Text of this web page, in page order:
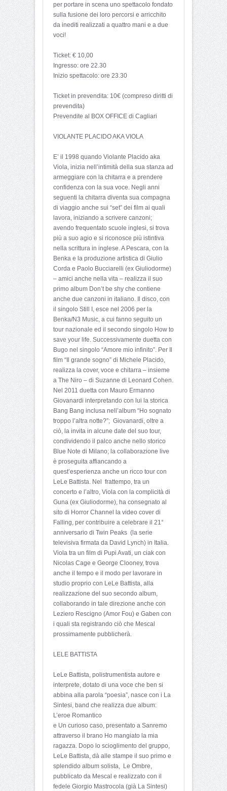
per portare in scena uno spettacolo fondato
sulla fusione dei loro percorsi e arricchito
da inediti realizzati a quattro mani e a due
voci!
Ticket: € 10,00
Ingresso: ore 22.30
Inizio spettacolo: ore 23.30
Ticket in prevendita: 10€ (compreso diritti di
prevendita)
Prevendite al BOX OFFICE di Cagliari
VIOLANTE PLACIDO AKA VIOLA
E’ il 1998 quando Violante Placido aka
Viola, inizia nell’intimità della sua stanza ad
armeggiare con la chitarra e a prendere
confidenza con la sua voce. Negli anni
seguenti la chitarra diventa sua compagna
di viaggio anche sui “set” dei film ai quali
lavora, iniziando a scrivere canzoni;
avendo frequentato scuole inglesi, si trova
più a suo agio e si riconosce più istintiva
nella scrittura in inglese. A Pescara, con la
Benka e la produzione artistica di Giulio
Corda e Paolo Bucciarelli (ex Giuliodorme)
– amici anche nella vita – realizza il suo
primo album Don’t be shy che contiene
anche due canzoni in italiano. Il disco, con
il singolo Still I, esce nel 2006 per la
Benka/N3 Music, a cui fanno seguito un
tour nazionale ed il secondo singolo How to
save your life. Successivamente duetta con
Bugo nel singolo “Amore mio infinito”. Per Il
film “Il grande sogno” di Michele Placido,
realizza la cover, voce e chitarra – insieme
a The Niro – di Suzanne di Leonard Cohen.
Nel 2011 duetta con Mauro Ermanno
Giovanardi interpretando con lui la storica
Bang Bang inclusa nell’album “Ho sognato
troppo l’altra notte?”; Giovanardi, oltre a
ciò, la invita in alcune date del suo tour,
condividendo il palco anche nello storico
Blue Note di Milano; la collaborazione live
è proseguita affiancando a
quest’esperienza anche un ricco tour con
LeLe Battista. Nel frattempo, tra un
concerto e l’altro, Viola con la complicità di
Guna (ex Giuliodorme), ha consegnato al
sito di Horror Channel la video cover di
Falling, per contribuire a celebrare il 21°
anniversario di Twin Peaks (la serie
televisiva firmata da David Lynch) in Italia.
Viola tra un film di Pupi Avati, un ciak con
Nicolas Cage e George Clooney, trova
anche il tempo e il modo per lavorare in
studio proprio con LeLe Battista, alla
realizzazione del suo secondo album,
collaborando in tale direzione anche con
Leziero Rescigno (Amor Fou) e Gaben con
i quali sta registrando ciò che Mescal
prossimamente pubblicherà.
LELE BATTISTA
LeLe Battista, polistrumentista autore e
interprete, dotato di una voce che ben si
abbina alla parola “poesia”, nasce con i La
Sintesi, band che realizza due album:
L’eroe Romantico
e Un curioso caso, presentato a Sanremo
attraverso il brano Ho mangiato la mia
ragazza. Dopo lo scioglimento del gruppo,
LeLe Battista, dà alle stampe il suo primo e
splendido album solista, Le Ombre,
pubblicato da Mescal e realizzato con il
fedele Giorgio Mastrocola (già La Sintesi)